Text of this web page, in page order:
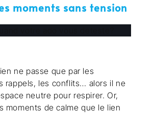
moments sans tension
ne passe que par les
rappels, les conflits… alors il ne
neutre pour respirer. Or,
moments de calme que le lien